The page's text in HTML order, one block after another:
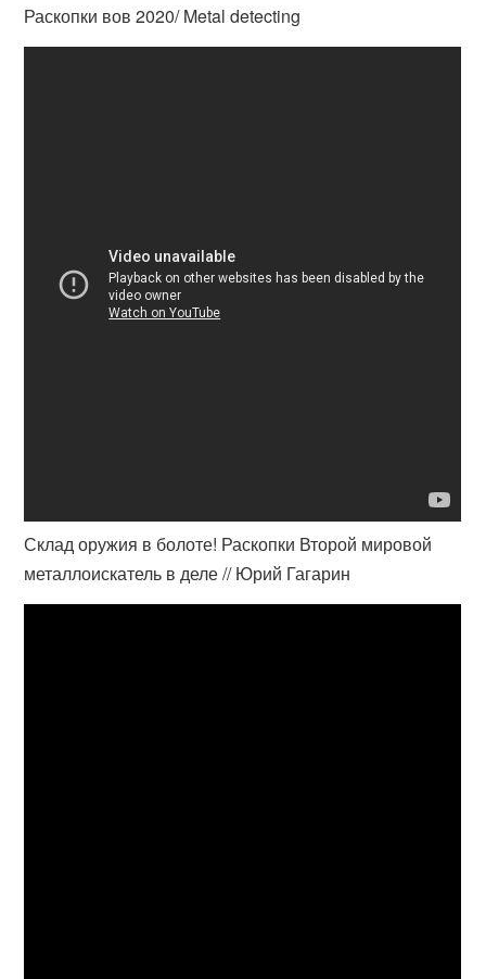
Раскопки вов 2020/ Metal detecting
Склад оружия в болоте! Раскопки Второй мировой
металлоискатель в деле // Юрий Гагарин